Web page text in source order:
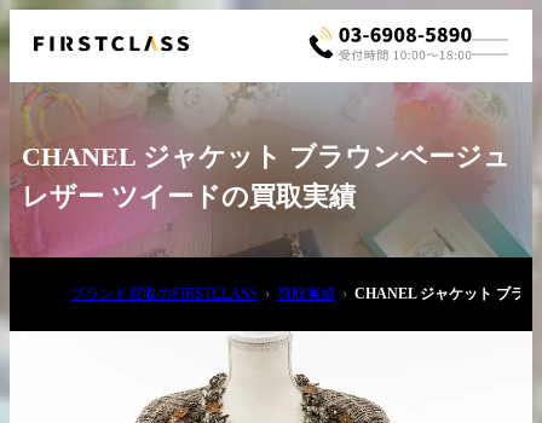
03-6908-5890
CHANEL ジャケット ブラウンベージュ
レザー ツイードの買取実績
ブランド買取のFIRSTCLASS 買取実績 CHANEL ジャケット ブラ